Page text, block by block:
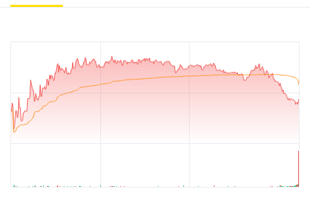
股息